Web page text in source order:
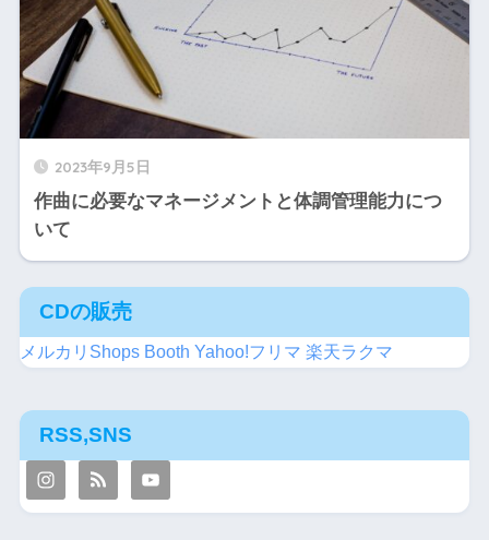
2023年9月5日
作曲に必要なマネージメントと体調管理能力につ
いて
CDの販売
メルカリShops Booth Yahoo!フリマ 楽天ラクマ
RSS,SNS